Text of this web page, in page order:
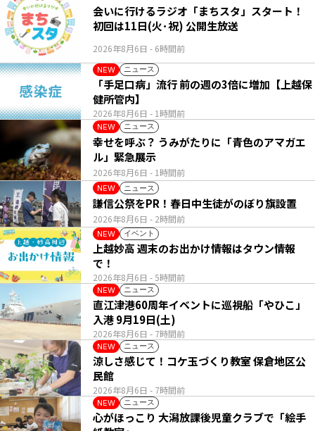
2026年8月6日 - 6時間前
会いに行けるラジオ「まちスタ」スタート！
初回は11日(火･祝) 公開生放送
NEW ニュース
2026年8月6日 - 1時間前
「手足口病」流行 前の週の3倍に増加【上越保
健所管内】
NEW ニュース
2026年8月6日 - 1時間前
幸せを呼ぶ？ うみがたりに「青色のアマガエ
ル」緊急展示
NEW ニュース
2026年8月6日 - 2時間前
謙信公祭をPR！春日中生徒がのぼり旗設置
NEW イベント
2026年8月6日 - 5時間前
上越妙高 週末のお出かけ情報はタウン情報
で！
NEW ニュース
2026年8月6日 - 7時間前
直江津港60周年イベントに巡視船「やひこ」
入港 9月19日(土)
NEW ニュース
2026年8月6日 - 7時間前
涼しさ感じて！コケ玉づくり教室 保倉地区公
民館
NEW ニュース
心がほっこり 大潟放課後児童クラブで「絵手